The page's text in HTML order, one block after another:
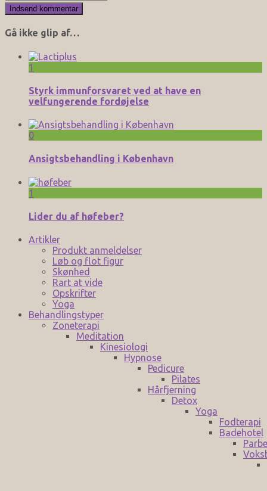
Gå ikke glip af…
1
Styrk immunforsvaret ved at have en
velfungerende fordøjelse
0
Ansigtsbehandling i København
1
Lider du af høfeber?
Artikler
Produkt anmeldelser
Løb og flot figur
Skønhed
Rart at vide
Opskrifter
Yoga
Behandlingstyper
Zoneterapi
Meditation
Kinesiologi
Hypnose
Pedicure
Pilates
Hårfjerning
Detox
Yoga
Fodterapi
Badehotel